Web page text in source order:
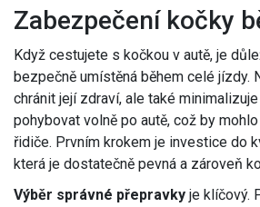
Zabezpečení kočky
Když cestujete s kočkou v autě, je
bezpečně umístěná během celé jízdy.
chránit její zdraví, ale také
pohybovat volně po autě, což by
řidiče. Prvním krokem je investice do
která je dostatečně pevná a zároveň
Výběr správné přepravky je klíčový.